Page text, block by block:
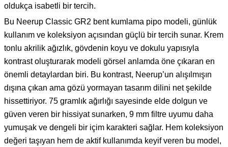
oldukça isabetli bir tercih.
Bu Neerup Classic GR2 bent kumlama pipo modeli, günlük
kullanım ve koleksiyon açısından güçlü bir tercih sunar. Krem
tonlu akrilik ağızlık, gövdenin koyu ve dokulu yapısıyla
kontrast oluşturarak modeli görsel anlamda öne çıkaran en
önemli detaylardan biri. Bu kontrast, Neerup’un alışılmışın
dışına çıkan ama gözü yormayan tasarım dilini net şekilde
hissettiriyor. 75 gramlık ağırlığı sayesinde elde dolgun ve
güven veren bir hissiyat sunarken, 9 mm filtre uyumu daha
yumuşak ve dengeli bir içim karakteri sağlar. Hem koleksiyon
değeri taşıyan hem de aktif kullanımda keyif veren bu model,